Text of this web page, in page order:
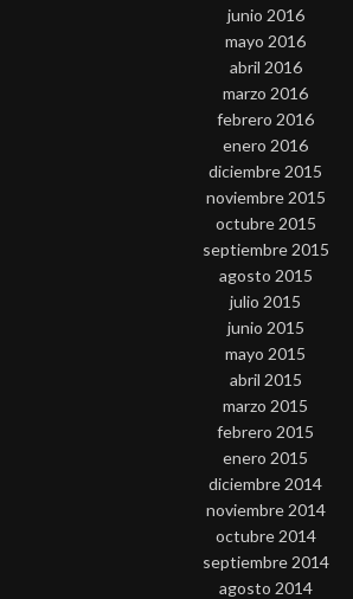
junio 2016
mayo 2016
abril 2016
marzo 2016
febrero 2016
enero 2016
diciembre 2015
noviembre 2015
octubre 2015
septiembre 2015
agosto 2015
julio 2015
junio 2015
mayo 2015
abril 2015
marzo 2015
febrero 2015
enero 2015
diciembre 2014
noviembre 2014
octubre 2014
septiembre 2014
agosto 2014